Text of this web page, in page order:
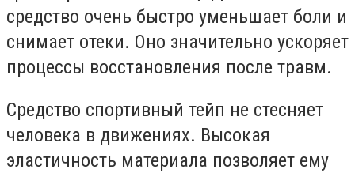
средство очень быстро уменьшает боли и
снимает отеки. Оно значительно ускоряет
процессы восстановления после травм.
Средство спортивный тейп не стесняет
человека в движениях. Высокая
эластичность материала позволяет ему